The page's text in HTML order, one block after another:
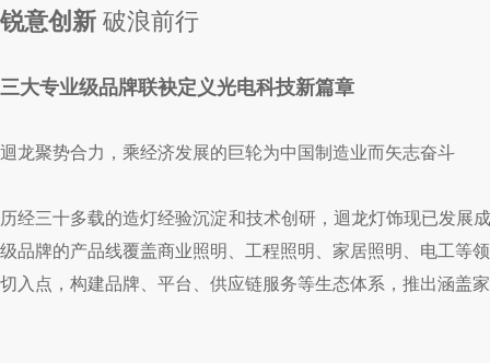
锐意创新 破浪前行
三大专业级品牌联袂定义光电科技新篇章
迴龙聚势合力，乘经济发展的巨轮为中国制造业而矢志奋斗
历经三十多载的造灯经验沉淀和技术创研，迴龙灯饰现已发展
级品牌的产品线覆盖商业照明、工程照明、家居照明、电工等
切入点，构建品牌、平台、供应链服务等生态体系，推出涵盖